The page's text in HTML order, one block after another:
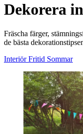
Dekorera
Fräscha färger,
de bästa
Interiör Fritid Sommar